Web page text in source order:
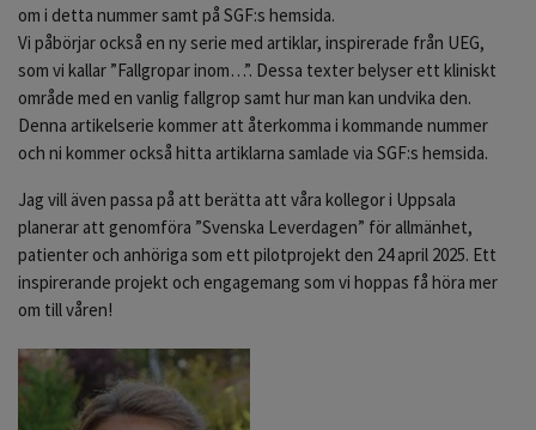
om i detta nummer samt på SGF:s hemsida.
Vi påbörjar också en ny serie med artiklar, inspirerade från UEG,
som vi kallar ”Fallgropar inom…”. Dessa texter belyser ett kliniskt
område med en vanlig fallgrop samt hur man kan undvika den.
Denna artikelserie kommer att återkomma i kommande nummer
och ni kommer också hitta artiklarna samlade via SGF:s hemsida.
Jag vill även passa på att berätta att våra kollegor i Uppsala
planerar att genomföra ”Svenska Leverdagen” för allmänhet,
patienter och anhöriga som ett pilotprojekt den 24 april 2025. Ett
inspirerande projekt och engagemang som vi hoppas få höra mer
om till våren!